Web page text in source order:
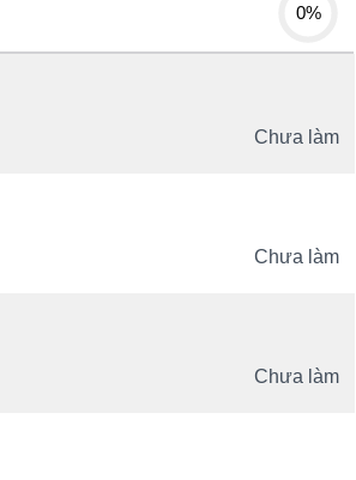
0%
Chưa làm
Chưa làm
Chưa làm